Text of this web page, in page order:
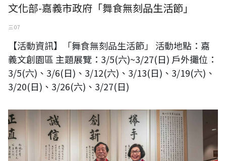
文化部-嘉義市政府「舞食無刻品生活節」
三 07
【活動資訊】「舞食無刻品生活節」 活動地點：嘉
義文創園區 主題展覽：3/5(六)~3/27(日) 戶外攤位：
3/5(六)、3/6(日)、3/12(六)、3/13(日)、3/19(六)、
3/20(日)、3/26(六)、3/27(日)